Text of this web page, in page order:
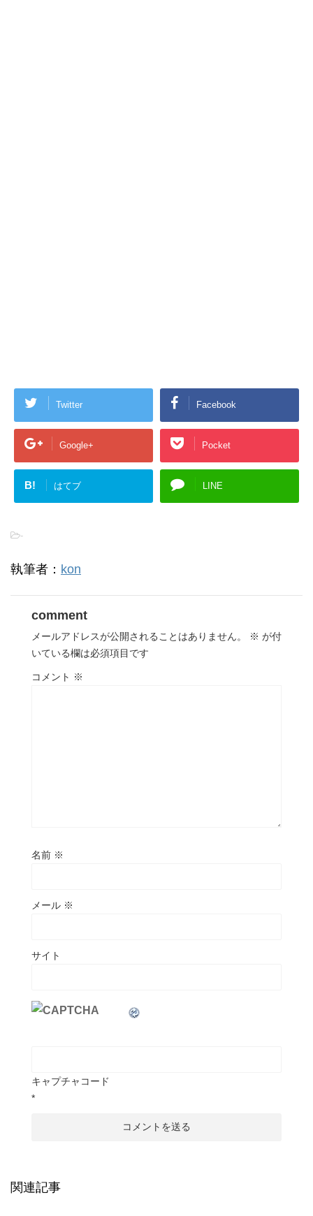
Twitter Facebook
Google+ Pocket
B! はてブ LINE
-
執筆者： kon
comment
メールアドレスが公開されることはありません。 ※ が付
いている欄は必須項目です
コメント ※
名前 ※
メール ※
サイト
キャプチャコード
*
関連記事